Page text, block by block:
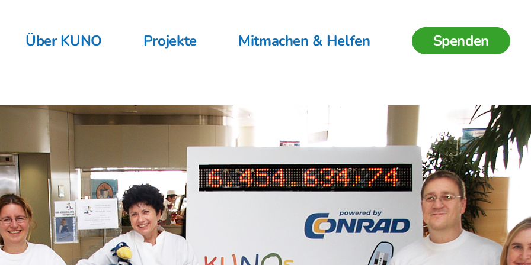
Über KUNO Projekte Mitmachen & Helfen Spenden